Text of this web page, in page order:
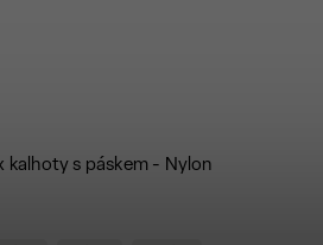
kalhoty s páskem - Nylon